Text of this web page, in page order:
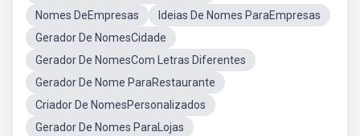
Nomes DeEmpresas
Ideias De Nomes ParaEmpresas
Gerador De NomesCidade
Gerador De NomesCom Letras Diferentes
Gerador De Nome ParaRestaurante
Criador De NomesPersonalizados
Gerador De Nomes ParaLojas